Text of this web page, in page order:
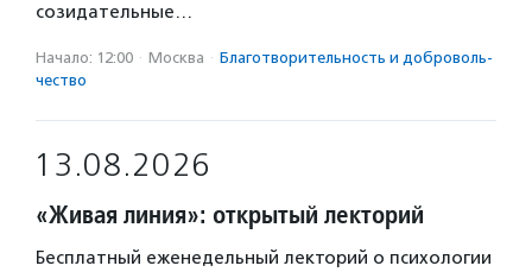
созидательные…
Начало: 12:00 · Москва · Благотвори­тель­ность и доброволь­
чест­во
13.08.2026
«Живая линия»: открытый лекторий
Бесплатный еженедельный лекторий о психологии